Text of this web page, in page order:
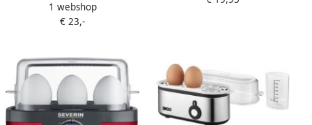
827) | Stoom- en
Kookapparaten |
1 webshop
€ 23,-